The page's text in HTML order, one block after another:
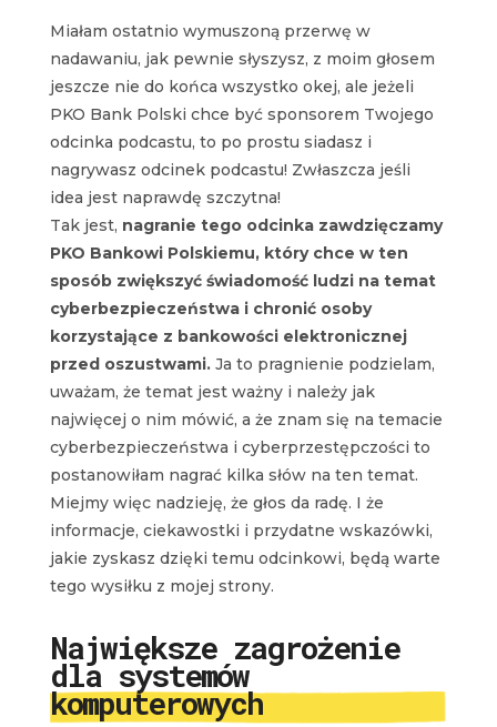
Miałam ostatnio wymuszoną przerwę w
nadawaniu, jak pewnie słyszysz, z moim głosem
jeszcze nie do końca wszystko okej, ale jeżeli
PKO Bank Polski chce być sponsorem Twojego
odcinka podcastu, to po prostu siadasz i
nagrywasz odcinek podcastu! Zwłaszcza jeśli
idea jest naprawdę szczytna!
Tak jest, nagranie tego odcinka zawdzięczamy
PKO Bankowi Polskiemu, który chce w ten
sposób zwiększyć świadomość ludzi na temat
cyberbezpieczeństwa i chronić osoby
korzystające z bankowości elektronicznej
przed oszustwami.Ja to pragnienie podzielam,
uważam, że temat jest ważny i należy jak
najwięcej o nim mówić, a że znam się na temacie
cyberbezpieczeństwa i cyberprzestępczości to
postanowiłam nagrać kilka słów na ten temat.
Miejmy więc nadzieję, że głos da radę. I że
informacje, ciekawostki i przydatne wskazówki,
jakie zyskasz dzięki temu odcinkowi, będą warte
tego wysiłku z mojej strony.
Największe zagrożenie
dla systemów
komputerowych